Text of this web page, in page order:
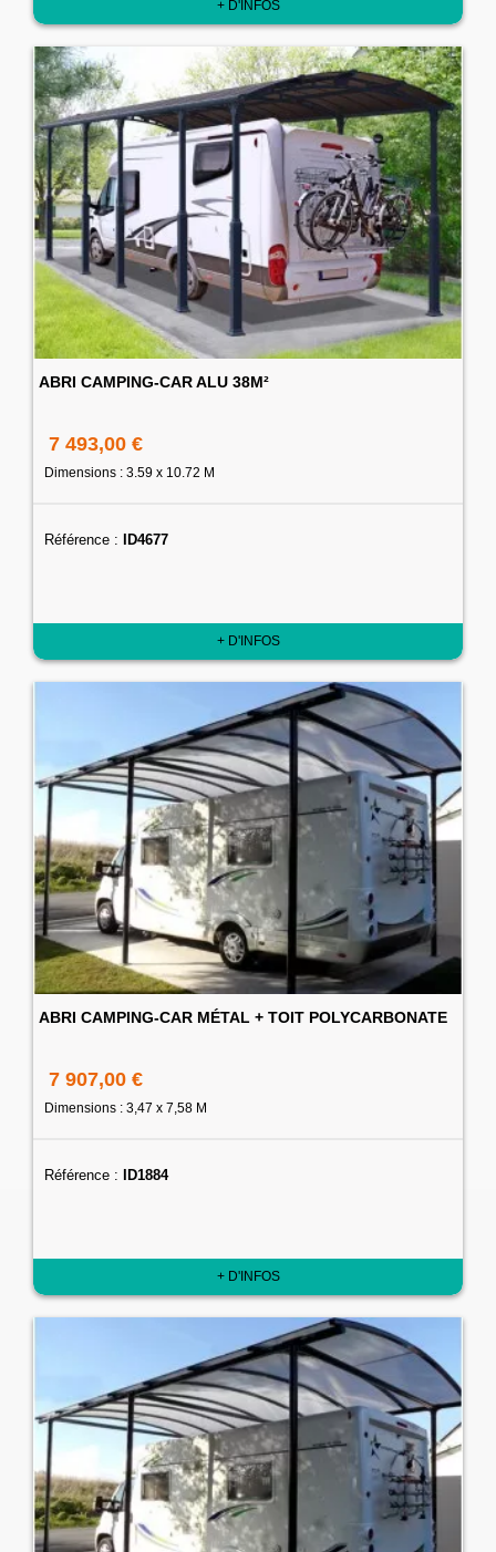
+ D'INFOS
ABRI CAMPING-CAR ALU 38M²
7 493,00 €
Dimensions : 3.59 x 10.72 M
Référence : ID4677
+ D'INFOS
ABRI CAMPING-CAR MÉTAL + TOIT POLYCARBONATE
7 907,00 €
Dimensions : 3,47 x 7,58 M
Référence : ID1884
+ D'INFOS